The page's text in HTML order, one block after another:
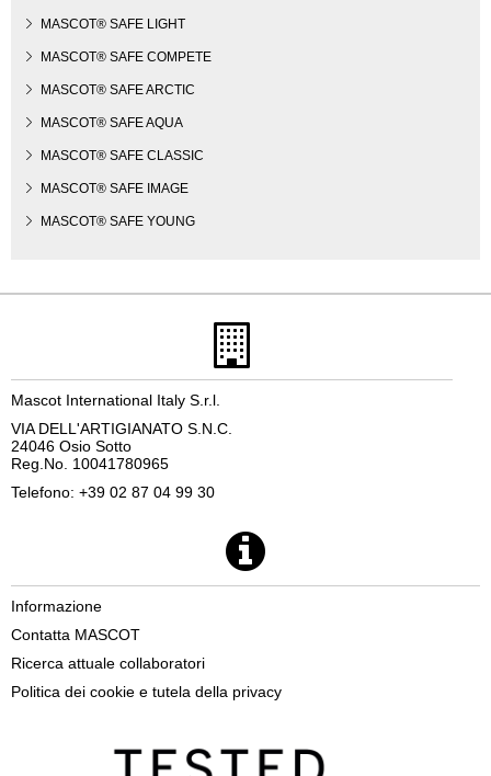
MASCOT® SAFE LIGHT
MASCOT® SAFE COMPETE
MASCOT® SAFE ARCTIC
MASCOT® SAFE AQUA
MASCOT® SAFE CLASSIC
MASCOT® SAFE IMAGE
MASCOT® SAFE YOUNG
Mascot International Italy S.r.l.
VIA DELL'ARTIGIANATO S.N.C.
24046 Osio Sotto
Reg.No. 10041780965
Telefono: +39 02 87 04 99 30
Informazione
Contatta MASCOT
Ricerca attuale collaboratori
Politica dei cookie e tutela della privacy